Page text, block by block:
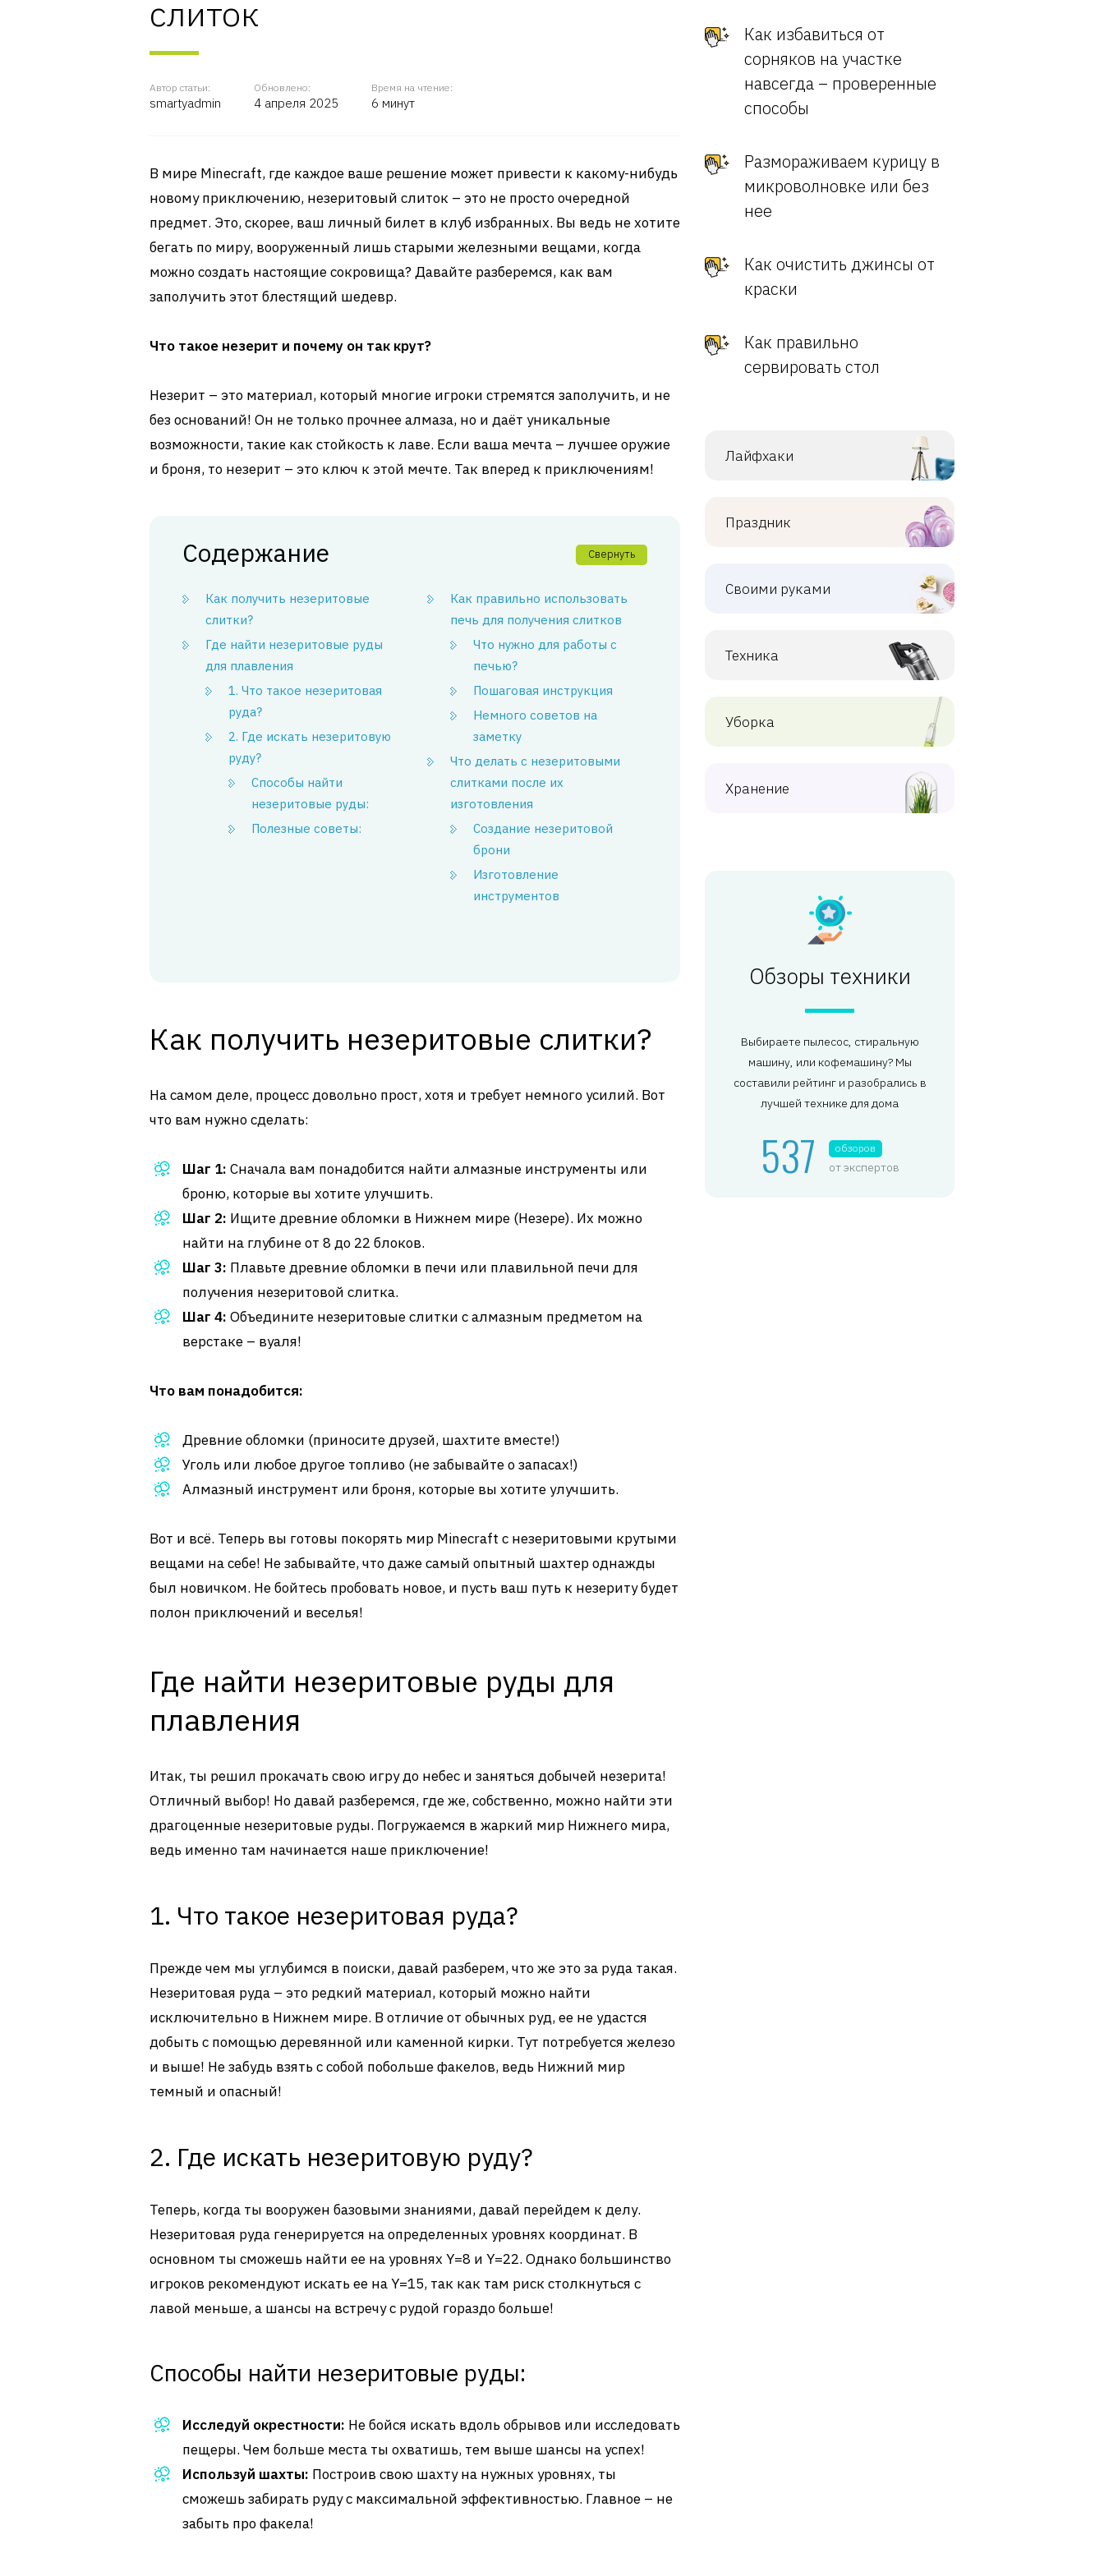
слиток
Автор статьи:
smartyadmin
Обновлено:
4 апреля 2025
Время на чтение:
6 минут
В мире Minecraft, где каждое ваше решение может привести к какому-нибудь
новому приключению, незеритовый слиток – это не просто очередной
предмет. Это, скорее, ваш личный билет в клуб избранных. Вы ведь не хотите
бегать по миру, вооруженный лишь старыми железными вещами, когда
можно создать настоящие сокровища? Давайте разберемся, как вам
заполучить этот блестящий шедевр.
Что такое незерит и почему он так крут?
Незерит – это материал, который многие игроки стремятся заполучить, и не
без оснований! Он не только прочнее алмаза, но и даёт уникальные
возможности, такие как стойкость к лаве. Если ваша мечта – лучшее оружие
и броня, то незерит – это ключ к этой мечте. Так вперед к приключениям!
Содержание Свернуть
Как получить незеритовые
слитки?
Где найти незеритовые руды
для плавления
1. Что такое незеритовая
руда?
2. Где искать незеритовую
руду?
Способы найти
незеритовые руды:
Полезные советы:
Как правильно использовать
печь для получения слитков
Что нужно для работы с
печью?
Пошаговая инструкция
Немного советов на
заметку
Что делать с незеритовыми
слитками после их
изготовления
Создание незеритовой
брони
Изготовление
инструментов
Как получить незеритовые слитки?
На самом деле, процесс довольно прост, хотя и требует немного усилий. Вот
что вам нужно сделать:
Шаг 1: Сначала вам понадобится найти алмазные инструменты или
броню, которые вы хотите улучшить.
Шаг 2: Ищите древние обломки в Нижнем мире (Незере). Их можно
найти на глубине от 8 до 22 блоков.
Шаг 3: Плавьте древние обломки в печи или плавильной печи для
получения незеритовой слитка.
Шаг 4: Объедините незеритовые слитки с алмазным предметом на
верстаке – вуаля!
Что вам понадобится:
Древние обломки (приносите друзей, шахтите вместе!)
Уголь или любое другое топливо (не забывайте о запасах!)
Алмазный инструмент или броня, которые вы хотите улучшить.
Вот и всё. Теперь вы готовы покорять мир Minecraft с незеритовыми крутыми
вещами на себе! Не забывайте, что даже самый опытный шахтер однажды
был новичком. Не бойтесь пробовать новое, и пусть ваш путь к незериту будет
полон приключений и веселья!
Где найти незеритовые руды для
плавления
Итак, ты решил прокачать свою игру до небес и заняться добычей незерита!
Отличный выбор! Но давай разберемся, где же, собственно, можно найти эти
драгоценные незеритовые руды. Погружаемся в жаркий мир Нижнего мира,
ведь именно там начинается наше приключение!
1. Что такое незеритовая руда?
Прежде чем мы углубимся в поиски, давай разберем, что же это за руда такая.
Незеритовая руда – это редкий материал, который можно найти
исключительно в Нижнем мире. В отличие от обычных руд, ее не удастся
добыть с помощью деревянной или каменной кирки. Тут потребуется железо
и выше! Не забудь взять с собой побольше факелов, ведь Нижний мир
темный и опасный!
2. Где искать незеритовую руду?
Теперь, когда ты вооружен базовыми знаниями, давай перейдем к делу.
Незеритовая руда генерируется на определенных уровнях координат. В
основном ты сможешь найти ее на уровнях Y=8 и Y=22. Однако большинство
игроков рекомендуют искать ее на Y=15, так как там риск столкнуться с
лавой меньше, а шансы на встречу с рудой гораздо больше!
Способы найти незеритовые руды:
Исследуй окрестности: Не бойся искать вдоль обрывов или исследовать
пещеры. Чем больше места ты охватишь, тем выше шансы на успех!
Используй шахты: Построив свою шахту на нужных уровнях, ты
сможешь забирать руду с максимальной эффективностью. Главное – не
забыть про факела!
Как избавиться от
сорняков на участке
навсегда – проверенные
способы
Размораживаем курицу в
микроволновке или без
нее
Как очистить джинсы от
краски
Как правильно
сервировать стол
Лайфхаки
Праздник
Своими руками
Техника
Уборка
Хранение
Обзоры техники
Выбираете пылесос, стиральную
машину, или кофемашину? Мы
составили рейтинг и разобрались в
лучшей технике для дома
537 обзоров
от экспертов